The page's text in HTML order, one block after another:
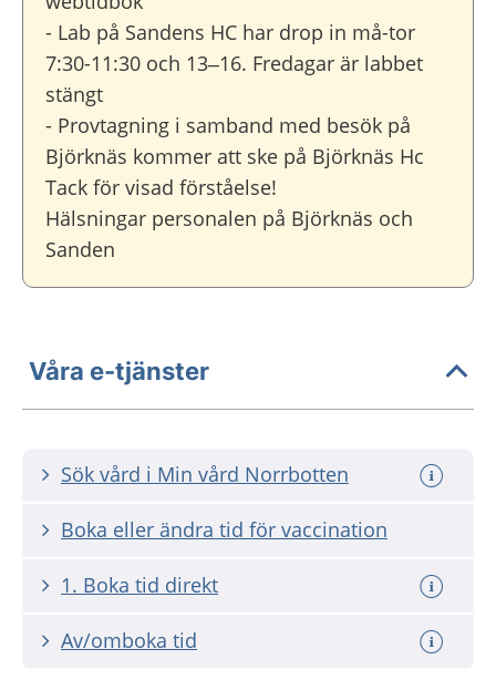
- Lab på Sandens HC har drop in må-tor
7:30-11:30 och 13–16. Fredagar är labbet
stängt
- Provtagning i samband med besök på
Björknäs kommer att ske på Björknäs Hc
Tack för visad förståelse!
Hälsningar personalen på Björknäs och
Sanden
Våra e-tjänster
Sök vård i Min vård Norrbotten
Boka eller ändra tid för vaccination
1. Boka tid direkt
Av/omboka tid